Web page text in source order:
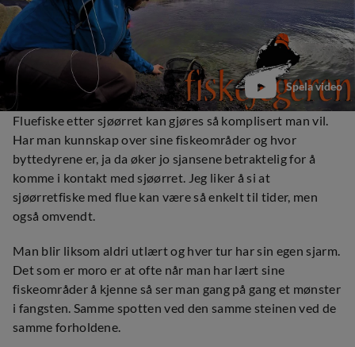
Spela video
Fluefiske etter sjøørret kan gjøres så komplisert man vil.
Har man kunnskap over sine fiskeområder og hvor
byttedyrene er, ja da øker jo sjansene betraktelig for å
komme i kontakt med sjøørret. Jeg liker å si at
sjøørretfiske med flue kan være så enkelt til tider, men
også omvendt.
Man blir liksom aldri utlært og hver tur har sin egen sjarm.
Det som er moro er at ofte når man har lært sine
fiskeområder å kjenne så ser man gang på gang et mønster
i fangsten. Samme spotten ved den samme steinen ved de
samme forholdene.